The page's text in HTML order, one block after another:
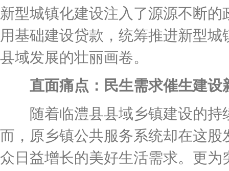
新型城镇化建设注入了源源不断
用基础建设贷款，统筹推进新型
县域发展的壮丽画卷。
直面痛点：民生需求催生建设
随着临澧县县域乡镇建设的持
而，原乡镇公共服务系统却在这
众日益增长的美好生活需求。更